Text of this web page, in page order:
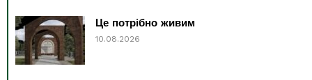
Це потрібно живим
10.08.2026